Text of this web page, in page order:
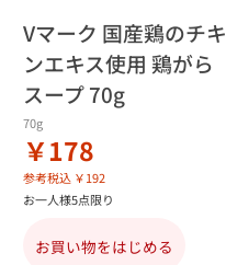
Vマーク 国産鶏のチキ
ンエキス使用 鶏がら
スープ 70g
70g
￥178
参考税込 ￥192
お一人様5点限り
お買い物をはじめる